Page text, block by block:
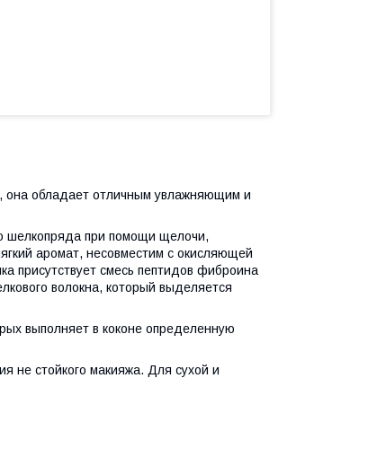
она обладает отличным увлажняющим и
шелкопряда при помощи щелочи,
аромат, несовместим с окисляющей
присутствует смесь пептидов фиброина
волокна, который выделяется
выполняет в коконе определенную
не стойкого макияжа. Для сухой и